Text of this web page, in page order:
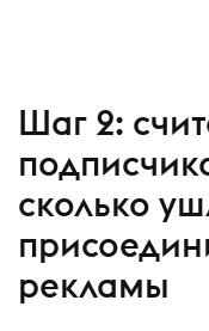
Шаг 2:
сколько
рекламы